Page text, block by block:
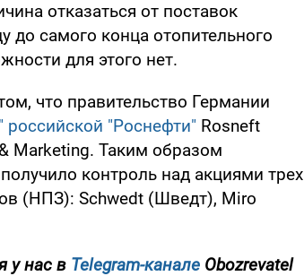
отказаться от поставок
до самого конца отопительного
для этого нет.
что правительство Германии
российской "Роснефти" Rosneft
Marketing. Таким образом
контроль над акциями трех
(НПЗ): Schwedt (Шведт), Miro
у нас в Telegram-канале Obozrevatel